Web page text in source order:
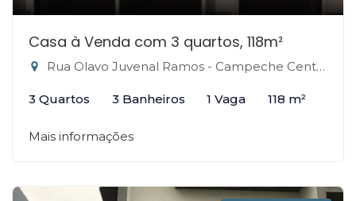
Casa à Venda com 3 quartos, 118m²
Rua Olavo Juvenal Ramos - Campeche Central, Florianópolis-SC
3 Quartos 3 Banheiros 1 Vaga 118 m²
Mais informações